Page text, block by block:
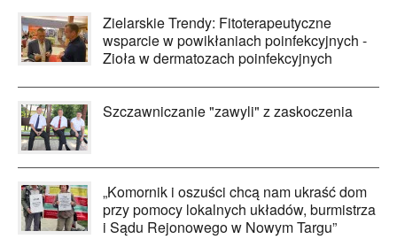
Zielarskie Trendy: Fitoterapeutyczne
wsparcie w powikłaniach poinfekcyjnych -
Zioła w dermatozach poinfekcyjnych
Szczawniczanie "zawyli" z zaskoczenia
„Komornik i oszuści chcą nam ukraść dom
przy pomocy lokalnych układów, burmistrza
i Sądu Rejonowego w Nowym Targu”